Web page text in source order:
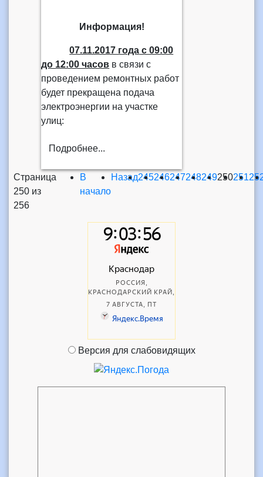
Информация!
07.11.2017 года с 09:00
до 12:00 часов в связи с
проведением ремонтных работ
будет прекращена подача
электроэнергии на участке
улиц:
Подробнее...
Страница
250 из
256
В
начало
Назад245246247248249250251
Версия для слабовидящих